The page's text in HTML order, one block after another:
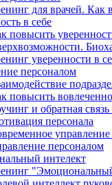
для врачей. Как
в себе
повысить
уверенности в
персоналом
повысить
и обратная
персонала
персоналом
интелект